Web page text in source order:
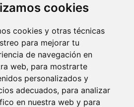
cookies
cookies y otras técnicas
para mejorar tu
de navegación en
web, para mostrarte
personalizados y
adecuados, para analizar
en nuestra web y para